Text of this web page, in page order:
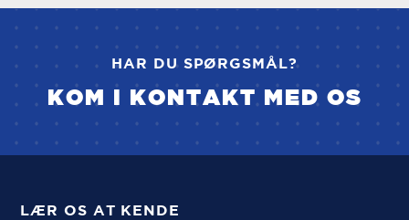
HAR DU SPØRGSMÅL?
KOM I KONTAKT MED OS
LÆR OS AT KENDE